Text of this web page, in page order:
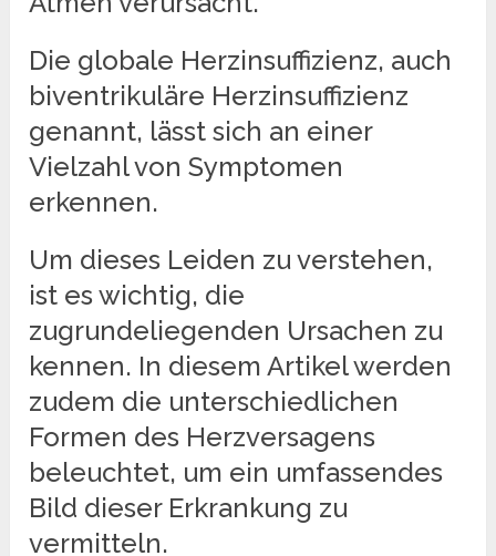
Die globale Herzinsuffizienz, auch
biventrikuläre Herzinsuffizienz
genannt, lässt sich an einer
Vielzahl von Symptomen
erkennen.
Um dieses Leiden zu verstehen,
ist es wichtig, die
zugrundeliegenden Ursachen zu
kennen. In diesem Artikel werden
zudem die unterschiedlichen
Formen des Herzversagens
beleuchtet, um ein umfassendes
Bild dieser Erkrankung zu
vermitteln.